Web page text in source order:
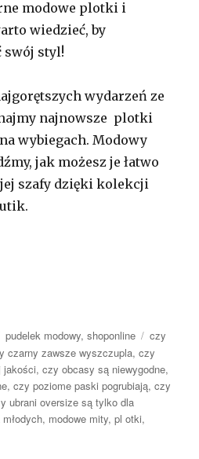
modowe plotki i
wiedzieć, by
swój styl!
wydarzeń ze
najnowsze plotki
wybiegach. Modowy
jak możesz je łatwo
szafy dzięki kolekcji
Kategorie
pudelek modowy,shoponline Tagi
czy
czarny zawsze wyszczupla,czy
jakości,czy obcasy są niewygodne,
,czy poziome paski pogrubiają,czy
ubrani oversize są tylko dla
, modowe mity,pl otki,